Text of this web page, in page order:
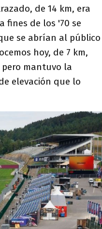
de 14 km, era
fines de los '70 se
se abrían al público
hoy, de 7 km,
mantuvo la
elevación que lo